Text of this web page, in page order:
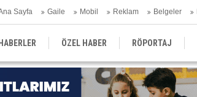
Sayfa Gaile Mobil Reklam Belgeler
HABERLER ÖZEL HABER RÖPORTAJ
EĞİTİM YEREL YÖNETİM DERGİLER